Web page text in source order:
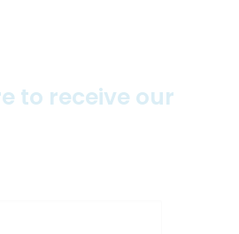
to receive our